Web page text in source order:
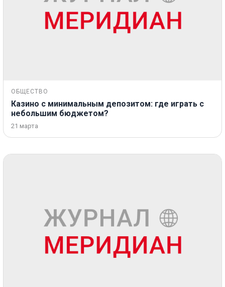
ОБЩЕСТВО
Казино с минимальным депозитом: где играть с
небольшим бюджетом?
21 марта